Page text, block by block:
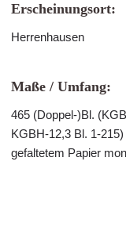
Erscheinungsort:
Herrenhausen
Maße / Umfang:
465 (Doppel-)Bl.
KGBH-12,3 Bl. 1-
gefaltetem Papier